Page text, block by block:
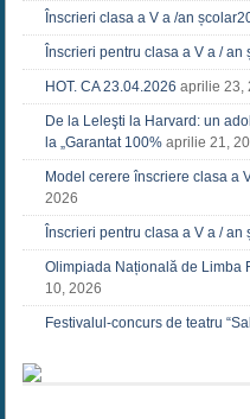
Înscrieri clasa a V a /an
Înscrieri pentru clasa a V a / an
HOT. CA 23.04.2026 aprilie 23,
De la Leleşti la Harvard: un
la „Garantat 100% aprilie 21,
Model cerere înscriere clasa a
2026
Înscrieri pentru clasa a V a / an
Olimpiada Națională de Limba
10, 2026
Festivalul-concurs de teatru